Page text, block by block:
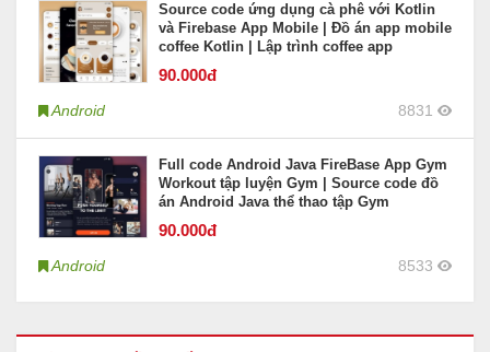
Source code ứng dụng cà phê với Kotlin
và Firebase App Mobile | Đồ án app mobile
coffee Kotlin | Lập trình coffee app
90.000đ
Android 8831
Full code Android Java FireBase App Gym
Workout tập luyện Gym | Source code đồ
án Android Java thể thao tập Gym
90.000đ
Android 8533